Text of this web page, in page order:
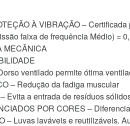
À VIBRAÇÃO –
faixa de frequência Médio) =
MECÂNICA
ventilado permite ótima
– Redução da fadiga muscular
Evita a entrada de resíduos
POR CORES –
– Luvas laváveis e reutilizáveis.